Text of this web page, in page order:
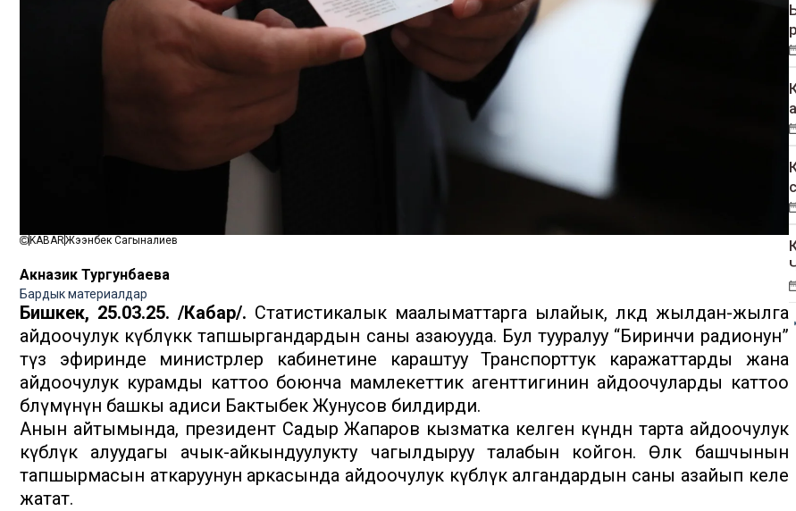
KABARЖээнбек Сагыналиев
Акназик Тургунбаева
Бардык материалдар
Бишкек, 25.03.25. /Кабар/. Статистикалык маалыматтарга ылайык, өлкөдө жылдан-жылга
айдоочулук күбөлүккө тапшыргандардын саны азаюууда. Бул тууралуу “Биринчи радионун”
түз эфиринде министрлер кабинетине караштуу Транспорттук каражаттарды жана
айдоочулук курамды каттоо боюнча мамлекеттик агенттигинин айдоочуларды каттоо
бөлүмүнүн башкы адиси Бактыбек Жунусов билдирди.
Анын айтымында, президент Садыр Жапаров кызматка келген күндөн тарта айдоочулук
күбөлүк алуудагы ачык-айкындуулукту чагылдыруу талабын койгон. Өлкө башчынын
тапшырмасын аткаруунун аркасында айдоочулук күбөлүк алгандардын саны азайып келе
жатат.